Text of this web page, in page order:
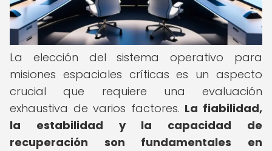
La elección del sistema operativo para
misiones espaciales críticas es un aspecto
crucial que requiere una evaluación
exhaustiva de varios factores. La fiabilidad,
la estabilidad y la capacidad de
recuperación son fundamentales en